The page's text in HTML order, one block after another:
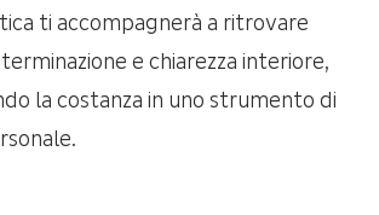
ti accompagnerà a ritrovare
e chiarezza interiore,
la costanza in uno strumento di